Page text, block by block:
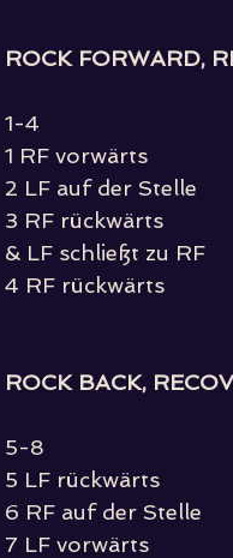
ROCK FORWARD,
1-4
1 RF vorwärts
2 LF auf der Stelle
3 RF rückwärts
& LF schließt zu RF
4 RF rückwärts
ROCK BACK,
5-8
5 LF rückwärts
6 RF auf der Stelle
7 LF vorwärts